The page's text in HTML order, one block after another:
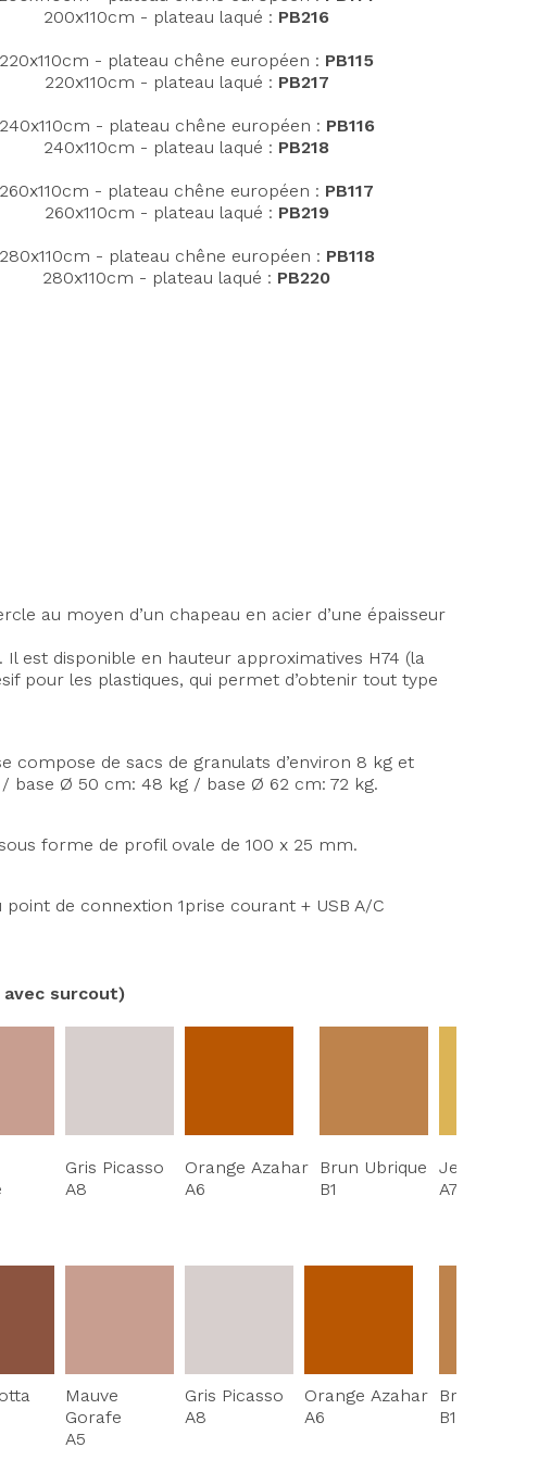
200x110cm - plateau laqué : PB216
220x110cm - plateau chêne européen : PB115
220x110cm - plateau laqué : PB217
240x110cm - plateau chêne européen : PB116
240x110cm - plateau laqué : PB218
260x110cm - plateau chêne européen : PB117
260x110cm - plateau laqué : PB219
280x110cm - plateau chêne européen : PB118
280x110cm - plateau laqué : PB220
au moyen d’un chapeau en acier d’une épaisseur
est disponible en hauteur approximatives H74 (la
pour les plastiques, qui permet d’obtenir tout type
compose de sacs de granulats d’environ 8 kg et
base Ø 50 cm: 48 kg / base Ø 62 cm: 72 kg.
forme de profil ovale de 100 x 25 mm.
de connextion 1prise courant + USB A/C
avec surcout)
Gris Picasso
A8
Orange Azahar
A6
Brun Ubrique
B1
Jeune Albero
A7
Mauve
Gorafe
A5
Gris Picasso
A8
Orange Azahar
A6
Brun Ubrique
B1